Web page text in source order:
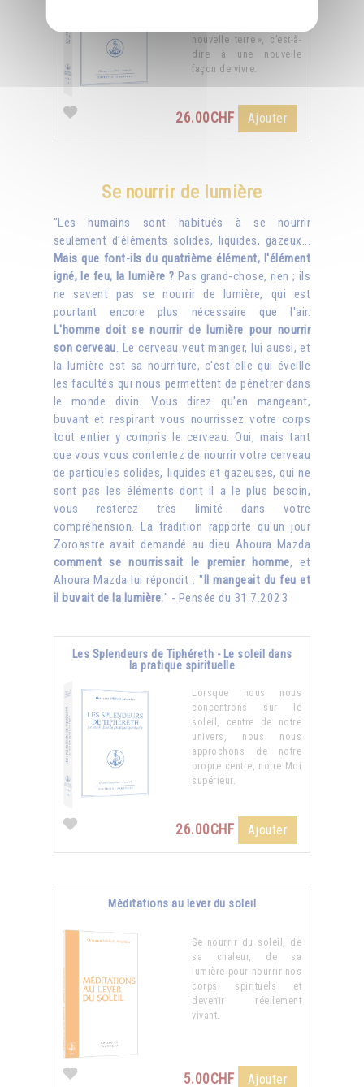
nouvelle terre », c’est-à-
dire à une nouvelle
façon de vivre.
26.00CHF Ajouter
Se nourrir de lumière
"Les humains sont habitués à se nourrir
seulement d'éléments solides, liquides, gazeux...
Mais que font-ils du quatrième élément, l'élément
igné, le feu, la lumière ? Pas grand-chose, rien ; ils
ne savent pas se nourrir de lumière, qui est
pourtant encore plus nécessaire que l'air.
L'homme doit se nourrir de lumière pour nourrir
son cerveau. Le cerveau veut manger, lui aussi, et
la lumière est sa nourriture, c'est elle qui éveille
les facultés qui nous permettent de pénétrer dans
le monde divin. Vous direz qu'en mangeant,
buvant et respirant vous nourrissez votre corps
tout entier y compris le cerveau. Oui, mais tant
que vous vous contentez de nourrir votre cerveau
de particules solides, liquides et gazeuses, qui ne
sont pas les éléments dont il a le plus besoin,
vous resterez très limité dans votre
compréhension. La tradition rapporte qu'un jour
Zoroastre avait demandé au dieu Ahoura Mazda
comment se nourrissait le premier homme, et
Ahoura Mazda lui répondit : " Il mangeait du feu et
il buvait de la lumière." - Pensée du 31.7.2023
Les Splendeurs de Tiphéreth - Le soleil dans
la pratique spirituelle
Lorsque nous nous
concentrons sur le
soleil, centre de notre
univers, nous nous
approchons de notre
propre centre, notre Moi
supérieur.
26.00CHF Ajouter
Méditations au lever du soleil
Se nourrir du soleil, de
sa chaleur, de sa
lumière pour nourrir nos
corps spirituels et
devenir réellement
vivant.
5.00CHF Ajouter